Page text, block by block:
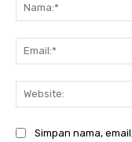
Simpan nama,